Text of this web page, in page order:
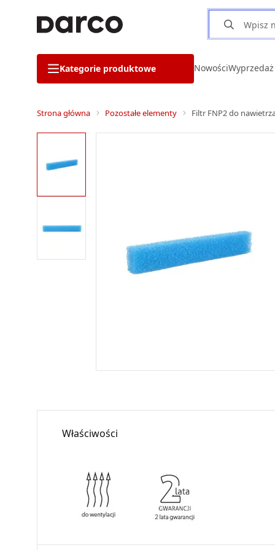
Kategorie produktowe NowościWyprzedaż
Strona główna Pozostałe elementy Filtr FNP2 do
Właściwości